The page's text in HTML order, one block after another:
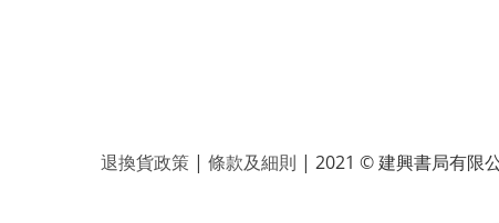
退換貨政策 | 條款及細則 | 2021 © 建興書局有限公